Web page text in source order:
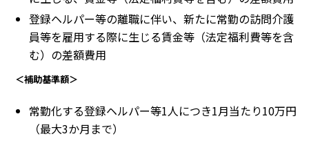
登録ヘルパー等の離職に伴い、新たに常勤の訪問介護
員等を雇用する際に生じる賃金等（法定福利費等を含
む）の差額費用
＜補助基準額＞
常勤化する登録ヘルパー等1人につき1月当たり10万円
（最大3か月まで）